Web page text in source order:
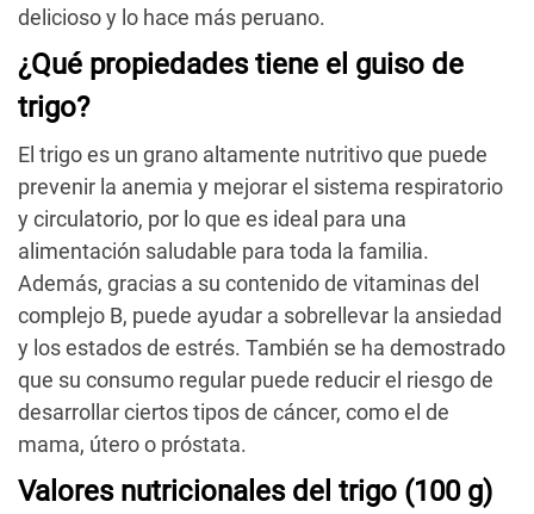
delicioso y lo hace más peruano.
¿Qué propiedades tiene el guiso de
trigo?
El trigo es un grano altamente nutritivo que puede
prevenir la anemia y mejorar el sistema respiratorio
y circulatorio, por lo que es ideal para una
alimentación saludable para toda la familia.
Además, gracias a su contenido de vitaminas del
complejo B, puede ayudar a sobrellevar la ansiedad
y los estados de estrés. También se ha demostrado
que su consumo regular puede reducir el riesgo de
desarrollar ciertos tipos de cáncer, como el de
mama, útero o próstata.
Valores nutricionales del trigo (100 g)